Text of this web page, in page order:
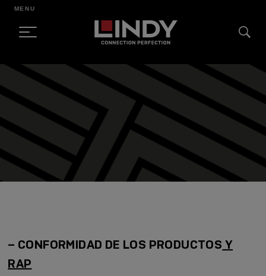
SKIP
TO
CONTENT
MENU
– CONFORMIDAD DE LOS PRODUCTOS Y
RAP